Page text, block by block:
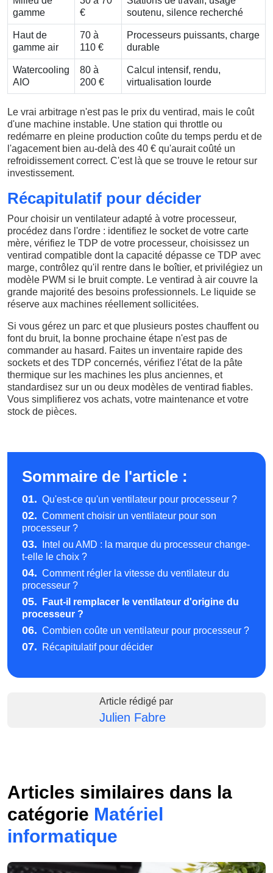
gamme
€
soutenu, silence recherché
Haut de
gamme air
70 à
110 €
Processeurs puissants, charge
durable
Watercooling
AIO
80 à
200 €
Calcul intensif, rendu,
virtualisation lourde
Le vrai arbitrage n'est pas le prix du ventirad, mais le coût
d'une machine instable. Une station qui throttle ou
redémarre en pleine production coûte du temps perdu et de
l'agacement bien au-delà des 40 € qu'aurait coûté un
refroidissement correct. C'est là que se trouve le retour sur
investissement.
Récapitulatif pour décider
Pour choisir un ventilateur adapté à votre processeur,
procédez dans l'ordre : identifiez le socket de votre carte
mère, vérifiez le TDP de votre processeur, choisissez un
ventirad compatible dont la capacité dépasse ce TDP avec
marge, contrôlez qu'il rentre dans le boîtier, et privilégiez un
modèle PWM si le bruit compte. Le ventirad à air couvre la
grande majorité des besoins professionnels. Le liquide se
réserve aux machines réellement sollicitées.
Si vous gérez un parc et que plusieurs postes chauffent ou
font du bruit, la bonne prochaine étape n'est pas de
commander au hasard. Faites un inventaire rapide des
sockets et des TDP concernés, vérifiez l'état de la pâte
thermique sur les machines les plus anciennes, et
standardisez sur un ou deux modèles de ventirad fiables.
Vous simplifierez vos achats, votre maintenance et votre
stock de pièces.
Sommaire de l'article :
01. Qu'est-ce qu'un ventilateur pour processeur ?
02. Comment choisir un ventilateur pour son
processeur ?
03.
Intel ou AMD : la marque du processeur change-
t-elle le choix ?
04. Comment régler la vitesse du ventilateur du
processeur ?
05.
Faut-il remplacer le ventilateur d'origine du
processeur ?
06. Combien coûte un ventilateur pour processeur ?
07. Récapitulatif pour décider
Article rédigé par
Julien Fabre
Articles similaires dans la
catégorie Matériel
informatique